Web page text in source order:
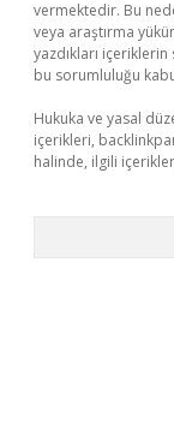
vermektedir. Bu
veya araştırma
yazdıkları
bu sorumluluğu
Hukuka ve yasal
içerikleri,
halinde, ilgili